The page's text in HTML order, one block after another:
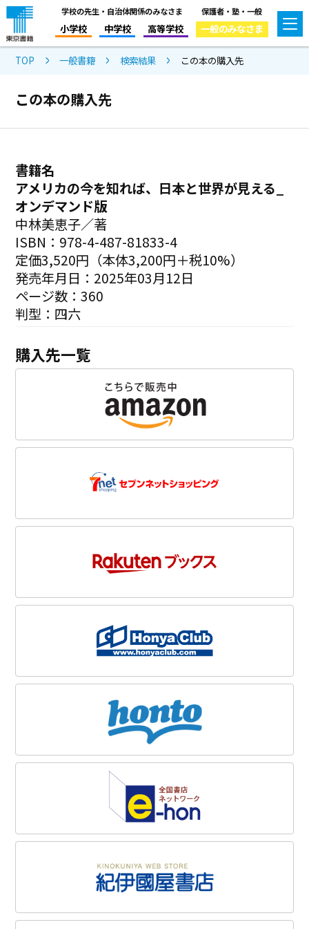
学校の先生・自治体関係のみなさま
小学校 中学校 高等学校
保護者・塾・一般
一般のみなさま
TOP 一般書籍 検索結果 この本の購入先
この本の購入先
書籍名
アメリカの今を知れば、日本と世界が見える_
オンデマンド版
中林美恵子／著
ISBN：978-4-487-81833-4
定価3,520円（本体3,200円＋税10%）
発売年月日：2025年03月12日
ページ数：360
判型：四六
購入先一覧